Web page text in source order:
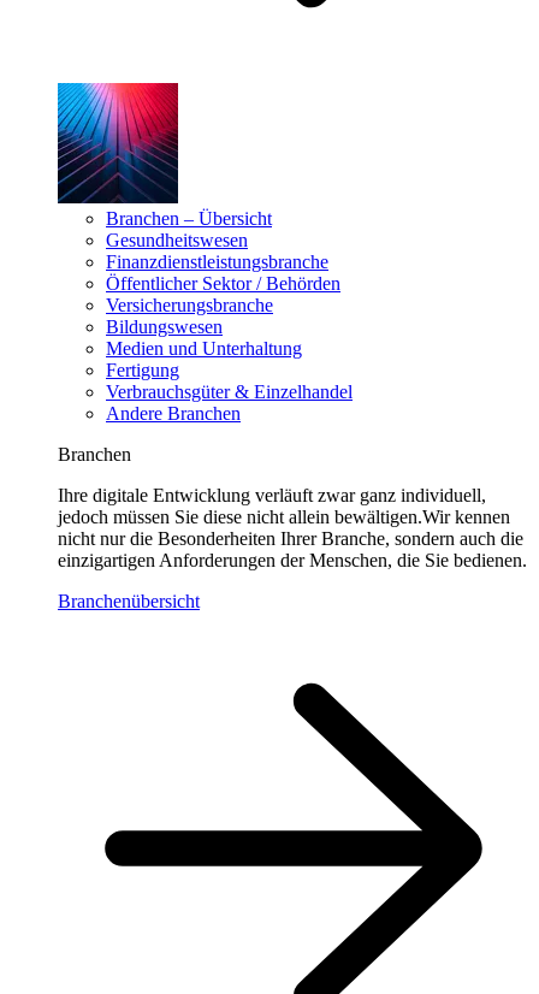
Branchen – Übersicht
Gesundheitswesen
Finanzdienstleistungsbranche
Öffentlicher Sektor / Behörden
Versicherungsbranche
Bildungswesen
Medien und Unterhaltung
Fertigung
Verbrauchsgüter & Einzelhandel
Andere Branchen
Branchen
Ihre digitale Entwicklung verläuft zwar ganz individuell,
jedoch müssen Sie diese nicht allein bewältigen.Wir kennen
nicht nur die Besonderheiten Ihrer Branche, sondern auch die
einzigartigen Anforderungen der Menschen, die Sie bedienen.
Branchenübersicht